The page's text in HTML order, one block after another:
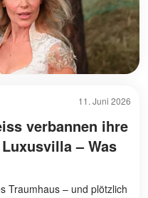
11. Juni 2026
verbannen ihre
– Was
Traumhaus – und plötzlich